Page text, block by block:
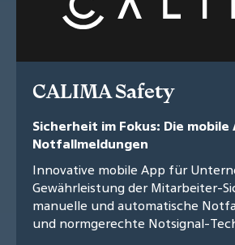
CALIMA Safety
Sicherheit im Fokus: Die
Notfallmeldungen
Innovative mobile App für
Gewährleistung der Mitarbeiter-
manuelle und automatische
und normgerechte Notsignal-